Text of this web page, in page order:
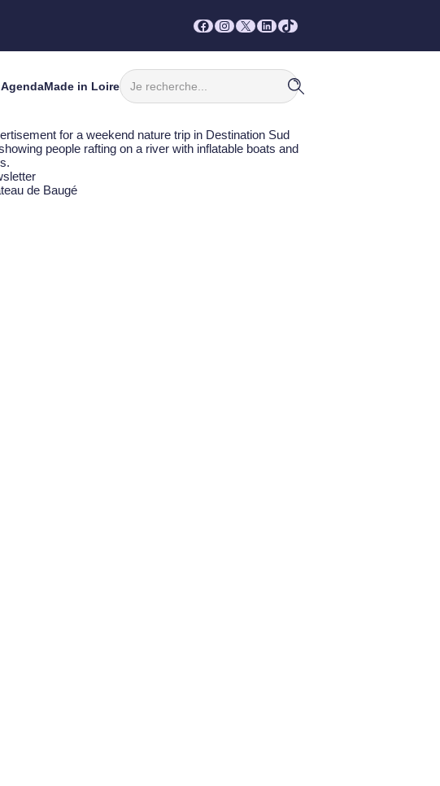
Facebook
Instagram
X LinkedIn
TikTok
AgendaMade in Loire
Rechercher